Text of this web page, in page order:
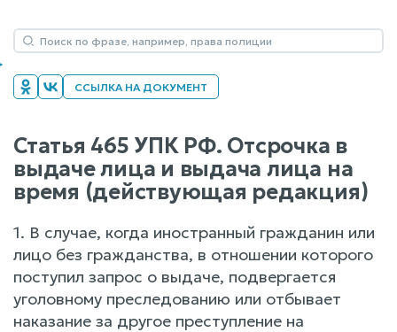
ССЫЛКА НА ДОКУМЕНТ
Статья 465 УПК РФ. Отсрочка в
выдаче лица и выдача лица на
время (действующая редакция)
1. В случае, когда иностранный гражданин или
лицо без гражданства, в отношении которого
поступил запрос о выдаче, подвергается
уголовному преследованию или отбывает
наказание за другое преступление на